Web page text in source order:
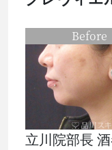
立川院部長
Before